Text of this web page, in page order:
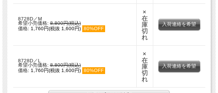
8728D／M
希望小売価格:8,800円(税込)
価格: 1,760円(税抜 1,600円) 80%OFF
×
在
庫
切
れ
入荷連絡を希望
8728D／L
希望小売価格:8,800円(税込)
価格: 1,760円(税抜 1,600円) 80%OFF
×
在
庫
切
れ
入荷連絡を希望